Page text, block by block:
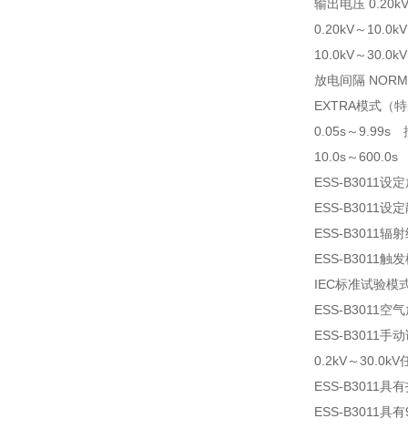
输出电压
0.20kV～
10.0kV～
放电间隔
EXTRA模式（
0.05s～9.99s
10.0s～600.0s
ESS-B3011设
ESS-B3011设
ESS-B3011辐
ESS-B3011触
IEC标准试验模
ESS-B3011空
ESS-B3011手
0.2kV～30.0kV
ESS-B3011具
ESS-B3011具